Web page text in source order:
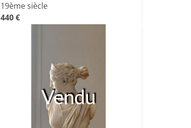
19ème siècle
440 €
Vendu